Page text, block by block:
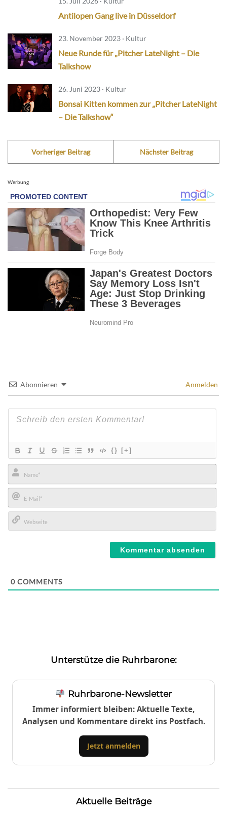
Antilopen Gang live in Düsseldorf
23. November 2023 · Kultur
Neue Runde für „Pitcher LateNight – Die
Talkshow
26. Juni 2023 · Kultur
Bonsai Kitten kommen zur „Pitcher LateNight
– Die Talkshow“
Vorheriger Beitrag Nächster Beitrag
Werbung
Abonnieren Anmelden
{} [+]
Name*
E-
Mail*
0 COMMENTS
Unterstütze die Ruhrbarone:
Ruhrbarone-Newsletter
Immer informiert bleiben: Aktuelle Texte,
Analysen und Kommentare direkt ins Postfach.
Jetzt anmelden
Aktuelle Beiträge